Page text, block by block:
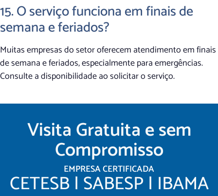
15. O serviço funciona em finais de
semana e feriados?
Muitas empresas do setor oferecem atendimento em finais
de semana e feriados, especialmente para emergências.
Consulte a disponibilidade ao solicitar o serviço.
Visita Gratuita e sem
Compromisso
EMPRESA CERTIFICADA
CETESB | SABESP | IBAMA